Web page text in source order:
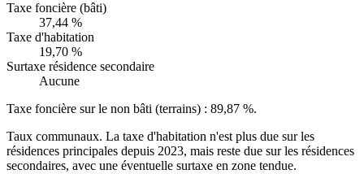
Taxe foncière (bâti)
37,44 %
Taxe d'habitation
19,70 %
Surtaxe résidence secondaire
Aucune
Taxe foncière sur le non bâti (terrains) : 89,87 %.
Taux communaux. La taxe d'habitation n'est plus due sur les
résidences principales depuis 2023, mais reste due sur les résidences
secondaires, avec une éventuelle surtaxe en zone tendue.